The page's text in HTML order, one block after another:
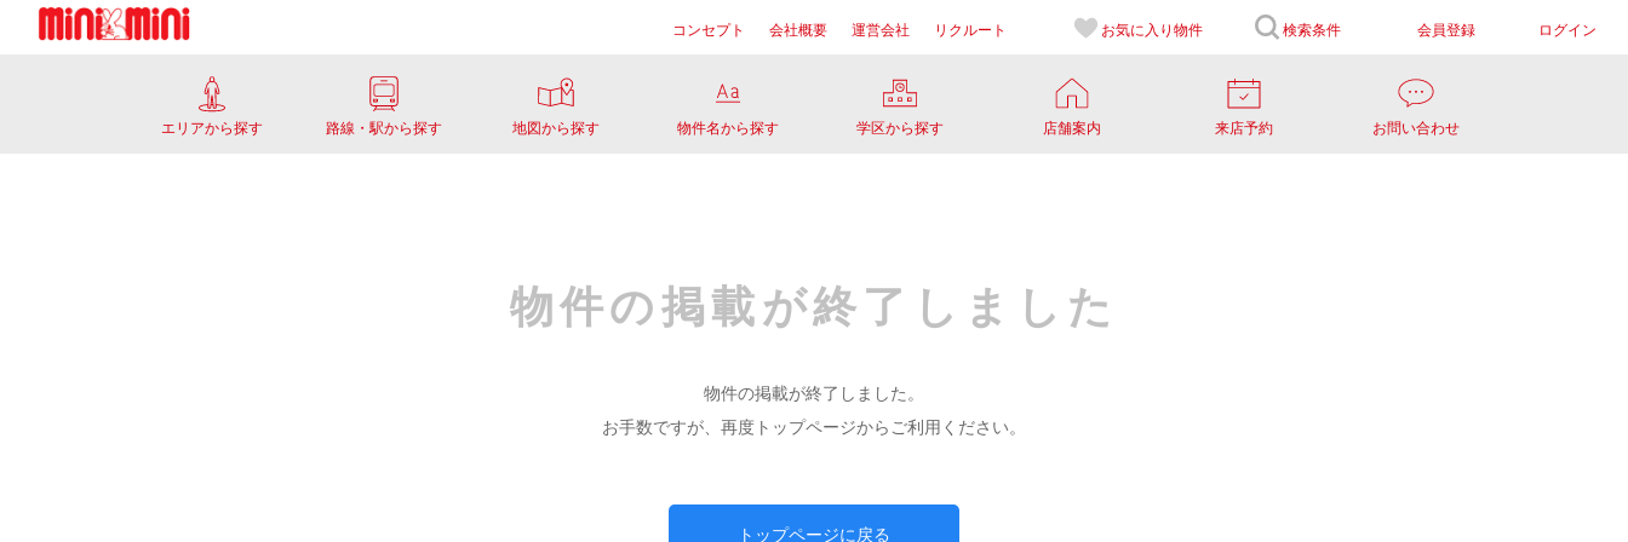
コンセプト 会社概要 運営会社 リクルート お気に入り 物件 検索条件 会員登録 ログイン
エリアから探す 路線・駅から探す 地図から探す 物件名から探す 学区から探す 店舗案内 来店予約 お問い合わせ
物件の掲載が終了しました
物件の掲載が終了しました。
お手数ですが、再度トップページからご利用ください。
トップページに戻る